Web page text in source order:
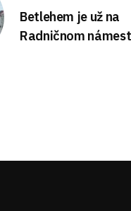
Betlehem je už na
Radničnom